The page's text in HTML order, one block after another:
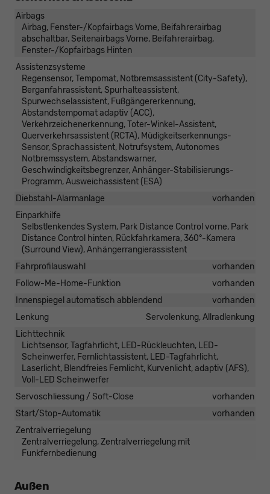
Airbags
Airbag, Fenster-/Kopfairbags Vorne, Beifahrerairbag
abschaltbar, Seitenairbags Vorne, Beifahrerairbag,
Fenster-/Kopfairbags Hinten
Assistenzsysteme
Regensensor, Tempomat, Notbremsassistent (City-Safety),
Berganfahrassistent, Spurhalteassistent,
Spurwechselassistent, Fußgängererkennung,
Abstandstempomat adaptiv (ACC),
Verkehrzeichenerkennung, Toter-Winkel-Assistent,
Querverkehrsassistent (RCTA), Müdigkeitserkennungs-
Sensor, Sprachassistent, Notrufsystem, Autonomes
Notbremssystem, Abstandswarner,
Geschwindigkeitsbegrenzer, Anhänger-Stabilisierungs-
Programm, Ausweichassistent (ESA)
Diebstahl-Alarmanlage
vorhanden
Einparkhilfe
Selbstlenkendes System, Park Distance Control vorne, Park
Distance Control hinten, Rückfahrkamera, 360°-Kamera
(Surround View), Anhängerrangierassistent
Fahrprofilauswahl
vorhanden
Follow-Me-Home-Funktion
vorhanden
Innenspiegel automatisch abblendend
vorhanden
Lenkung
Servolenkung, Allradlenkung
Lichttechnik
Lichtsensor, Tagfahrlicht, LED-Rückleuchten, LED-
Scheinwerfer, Fernlichtassistent, LED-Tagfahrlicht,
Laserlicht, Blendfreies Fernlicht, Kurvenlicht, adaptiv (AFS),
Voll-LED Scheinwerfer
Servoschliessung / Soft-Close
vorhanden
Start/Stop-Automatik
vorhanden
Zentralverriegelung
Zentralverriegelung, Zentralverriegelung mit
Funkfernbedienung
Außen